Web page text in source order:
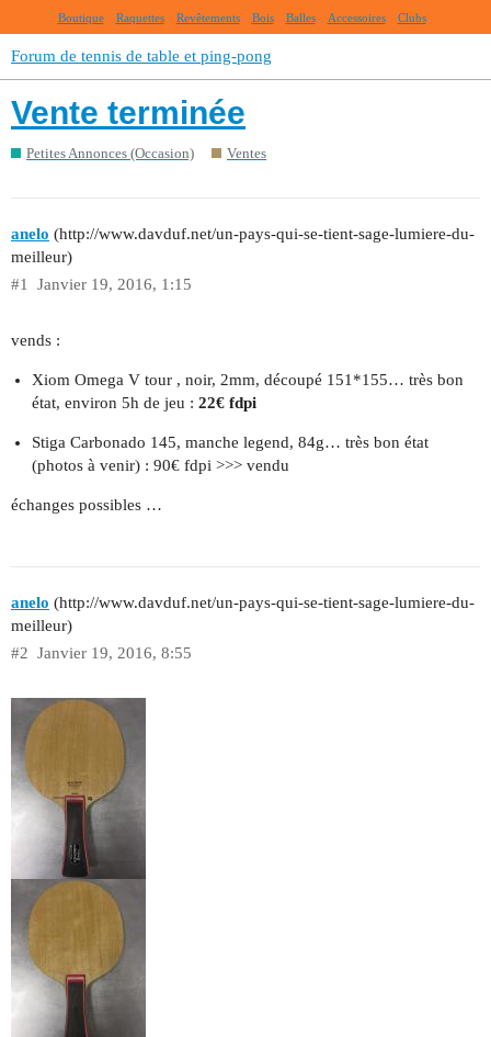
Boutique Raquettes Revêtements Bois Balles Accessoires Clubs
Forum de tennis de table et ping-pong
Vente terminée
Petites Annonces (Occasion) Ventes
anelo (http://www.davduf.net/un-pays-qui-se-tient-sage-lumiere-du-
meilleur)
Janvier 19, 2016, 1:15
#1
vends :
Xiom Omega V tour , noir, 2mm, découpé 151*155… très bon
état, environ 5h de jeu : 22€ fdpi
Stiga Carbonado 145, manche legend, 84g… très bon état
(photos à venir) : 90€ fdpi >>> vendu
échanges possibles …
anelo (http://www.davduf.net/un-pays-qui-se-tient-sage-lumiere-du-
meilleur)
Janvier 19, 2016, 8:55
#2